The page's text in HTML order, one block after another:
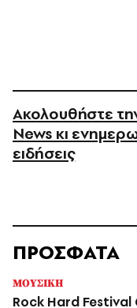
Ακολουθήστε
News κι
ειδήσεις
ΠΡΟΣΦΑΤΑ
ΜΟΥΣΙΚΗ
Rock Hard Festival